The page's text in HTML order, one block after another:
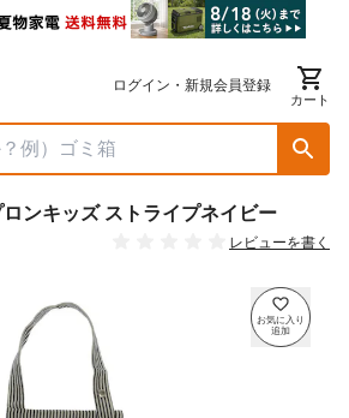
ログイン・新規会員登録
カート
ンキッズ ストライプネイビー
レビューを書く